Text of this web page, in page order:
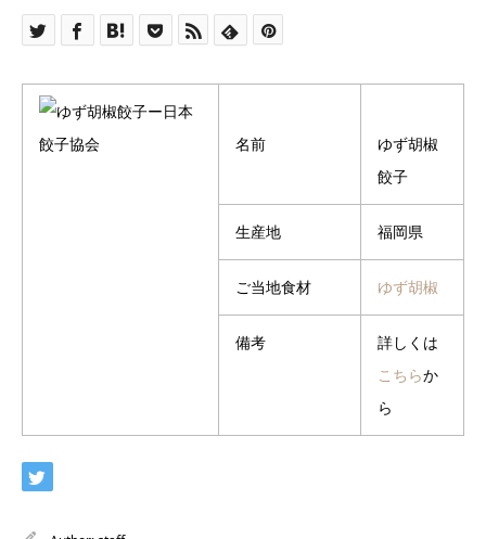
名前
ゆず胡椒
餃子
生産地 福岡県
ご当地食材 ゆず胡椒
備考
詳しくは
こちらか
ら